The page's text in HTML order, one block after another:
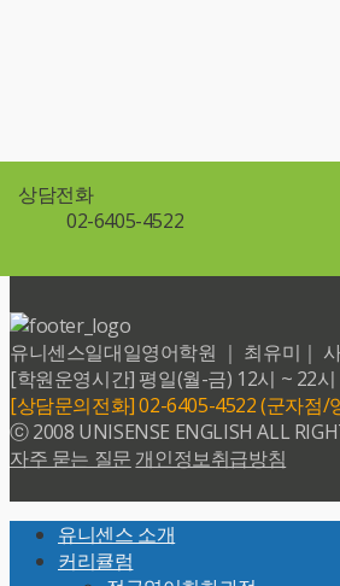
상담전화
02-6405-4522
유니센스일대일영어학원 ｜ 최유미｜
[학원운영시간] 평일(월-금) 12시 ~ 22
[상담문의전화] 02-6405-4522 (군자점/
ⓒ 2008 UNISENSE ENGLISH ALL
자주 묻는 질문 개인정보취급방침
Top
유니센스 소개
커리큘럼